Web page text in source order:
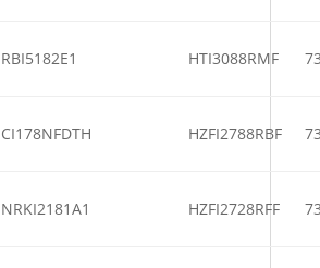
RBI5182E1 HTI3088RMF
CI178NFDTH HZFI2788RBF
NRKI2181A1 HZFI2728RFF